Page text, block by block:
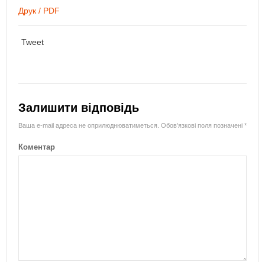
Друк / PDF
Tweet
Залишити відповідь
Ваша e-mail адреса не оприлюднюватиметься. Обов’язкові поля позначені *
Коментар